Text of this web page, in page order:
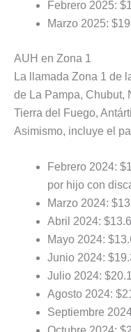
Febrero 2025:
Marzo 2025:
AUH en Zona 1
La llamada Zona 1 de
de La Pampa, Chubut,
Tierra del Fuego,
Asimismo, incluye el
Febrero 2024:
por hijo con
Marzo 2024:
Abril 2024:
Mayo 2024:
Junio 2024:
Julio 2024:
Agosto 2024:
Septiembre